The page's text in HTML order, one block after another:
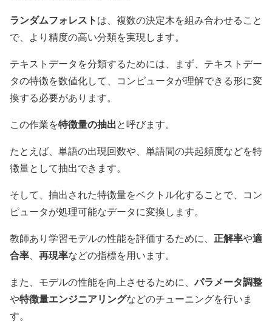
ランダムフォレストは、複数の決定木を組み合わせること
で、より精度の高い分類を実現します。
テキストデータを分類するためには、まず、テキストデー
タの特徴を数値化して、コンピュータが理解できる形に変
換する必要があります。
この作業を特徴量の抽出と呼びます。
たとえば、単語の出現回数や、単語間の共起頻度などを特
徴量として抽出できます。
そして、抽出された特徴量をベクトル化することで、コン
ピュータが処理可能なデータに変換します。
教師あり学習モデルの性能を評価するために、 正解率や適
合率
再現率などの指標を用います。
また、モデルの性能を向上させるために、パラメータ調整
や特徴量エンジニアリングなどのチューニングを行いま
す。